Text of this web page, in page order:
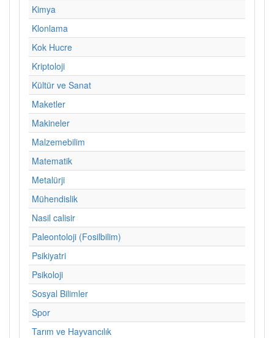
Kimya
Klonlama
Kok Hucre
Kriptoloji
Kültür ve Sanat
Maketler
Makineler
Malzemebilim
Matematik
Metalürji
Mühendislik
Nasil calisir
Paleontoloji (Fosilbilim)
Psikiyatri
Psikoloji
Sosyal Bilimler
Spor
Tarım ve Hayvancılık